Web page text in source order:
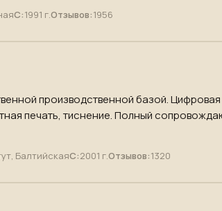
С:1991 г.Отзывов:1956
производственной базой. Цифровая
печать, тиснение. Полный
БалтийскаяС:2001 г.Отзывов:1320